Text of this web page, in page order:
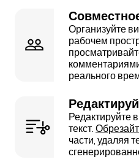
Организуйте
рабочем
реального
Редактируйте
текст.
части, удаляя